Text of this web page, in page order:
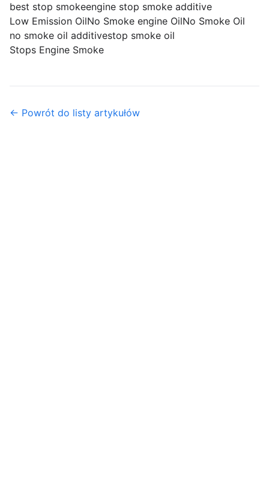
best stop smokeengine stop smoke additive
Low Emission OilNo Smoke engine OilNo Smoke Oil
no smoke oil additivestop smoke oil
Stops Engine Smoke
← Powrót do listy artykułów